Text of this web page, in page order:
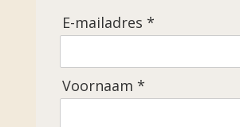
E-mailadres *
Voornaam *